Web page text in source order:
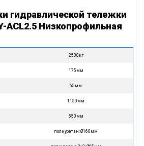
гидравлической тележки
ACL2.5 Низкопрофильная
2500кг
175мм
65мм
1150мм
550мм
полиуретан; Ø160мм